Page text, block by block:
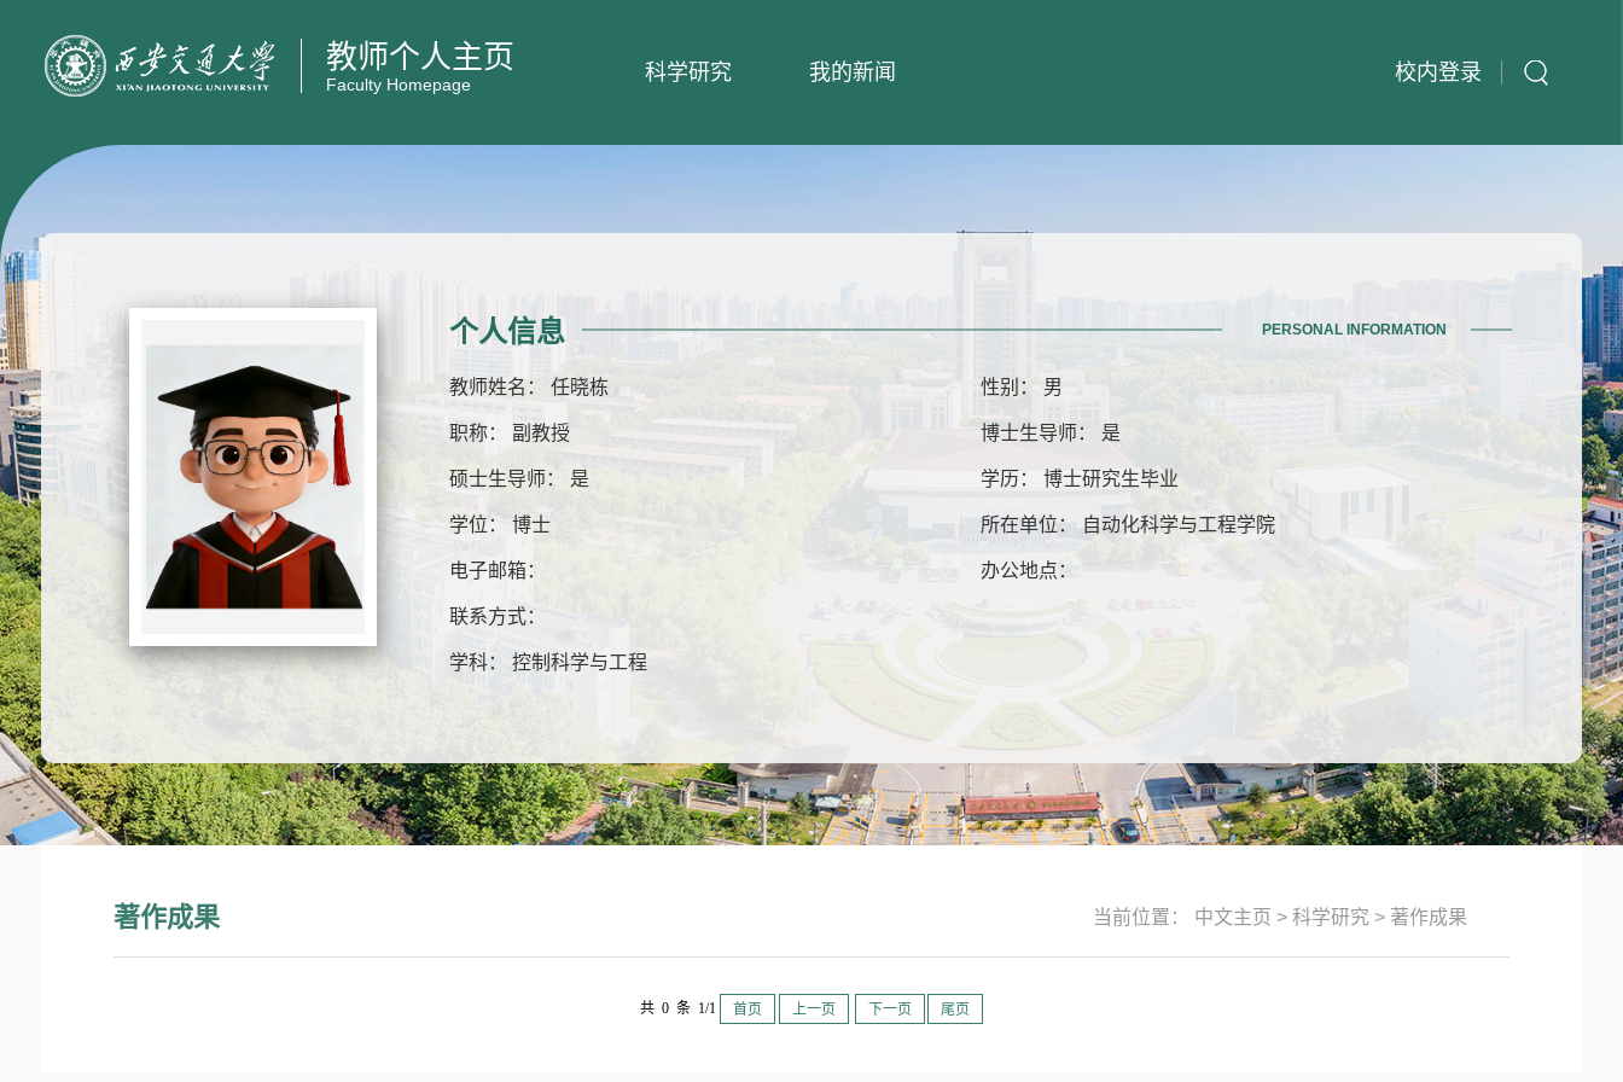
教师个人主页
Faculty Homepage 校内登录
科学研究 我的新闻
个人信息 PERSONAL INFORMATION
教师姓名： 任晓栋 性别： 男
职称： 副教授 博士生导师： 是
硕士生导师： 是 学历： 博士研究生毕业
学位： 博士 所在单位： 自动化科学与工程学院
电子邮箱： 办公地点：
联系方式：
学科： 控制科学与工程
著作成果 当前位置： 中文主页 >科学研究 > 著作成果
共 0 条 1/1 首页 上一页 下一页 尾页